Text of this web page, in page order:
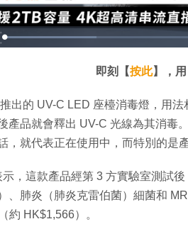
載
入
8
即刻【按此】，
出的 UV-C LED 座檯消毒燈，用
產品就會釋出 UV-C 光線為其消毒
，就代表正在使用中，而特別的是
示，這款產品經第 3 方實驗室測試
、肺炎（肺炎克雷伯菌）細菌和
約 HK$1,566）。